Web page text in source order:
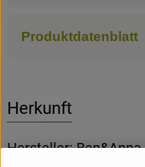
Produktdatenblatt
Herkunft
Hersteller: